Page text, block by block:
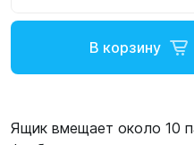
В корзину
Ящик вмещает около 10